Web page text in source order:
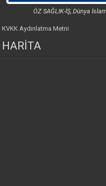
ÖZ SAĞLIK-İŞ, Dünya
KVKK Aydınlatma Metni
HARİTA